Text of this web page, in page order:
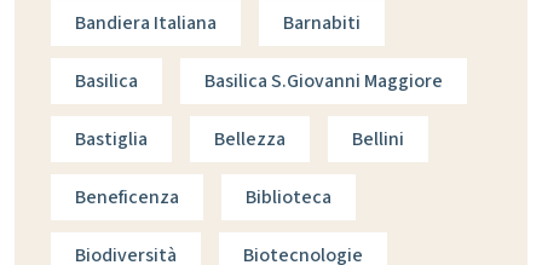
Bandiera Italiana Barnabiti
Basilica Basilica S.giovanni Maggiore
Bastiglia Bellezza Bellini
Beneficenza Biblioteca
Biodiversità Biotecnologie